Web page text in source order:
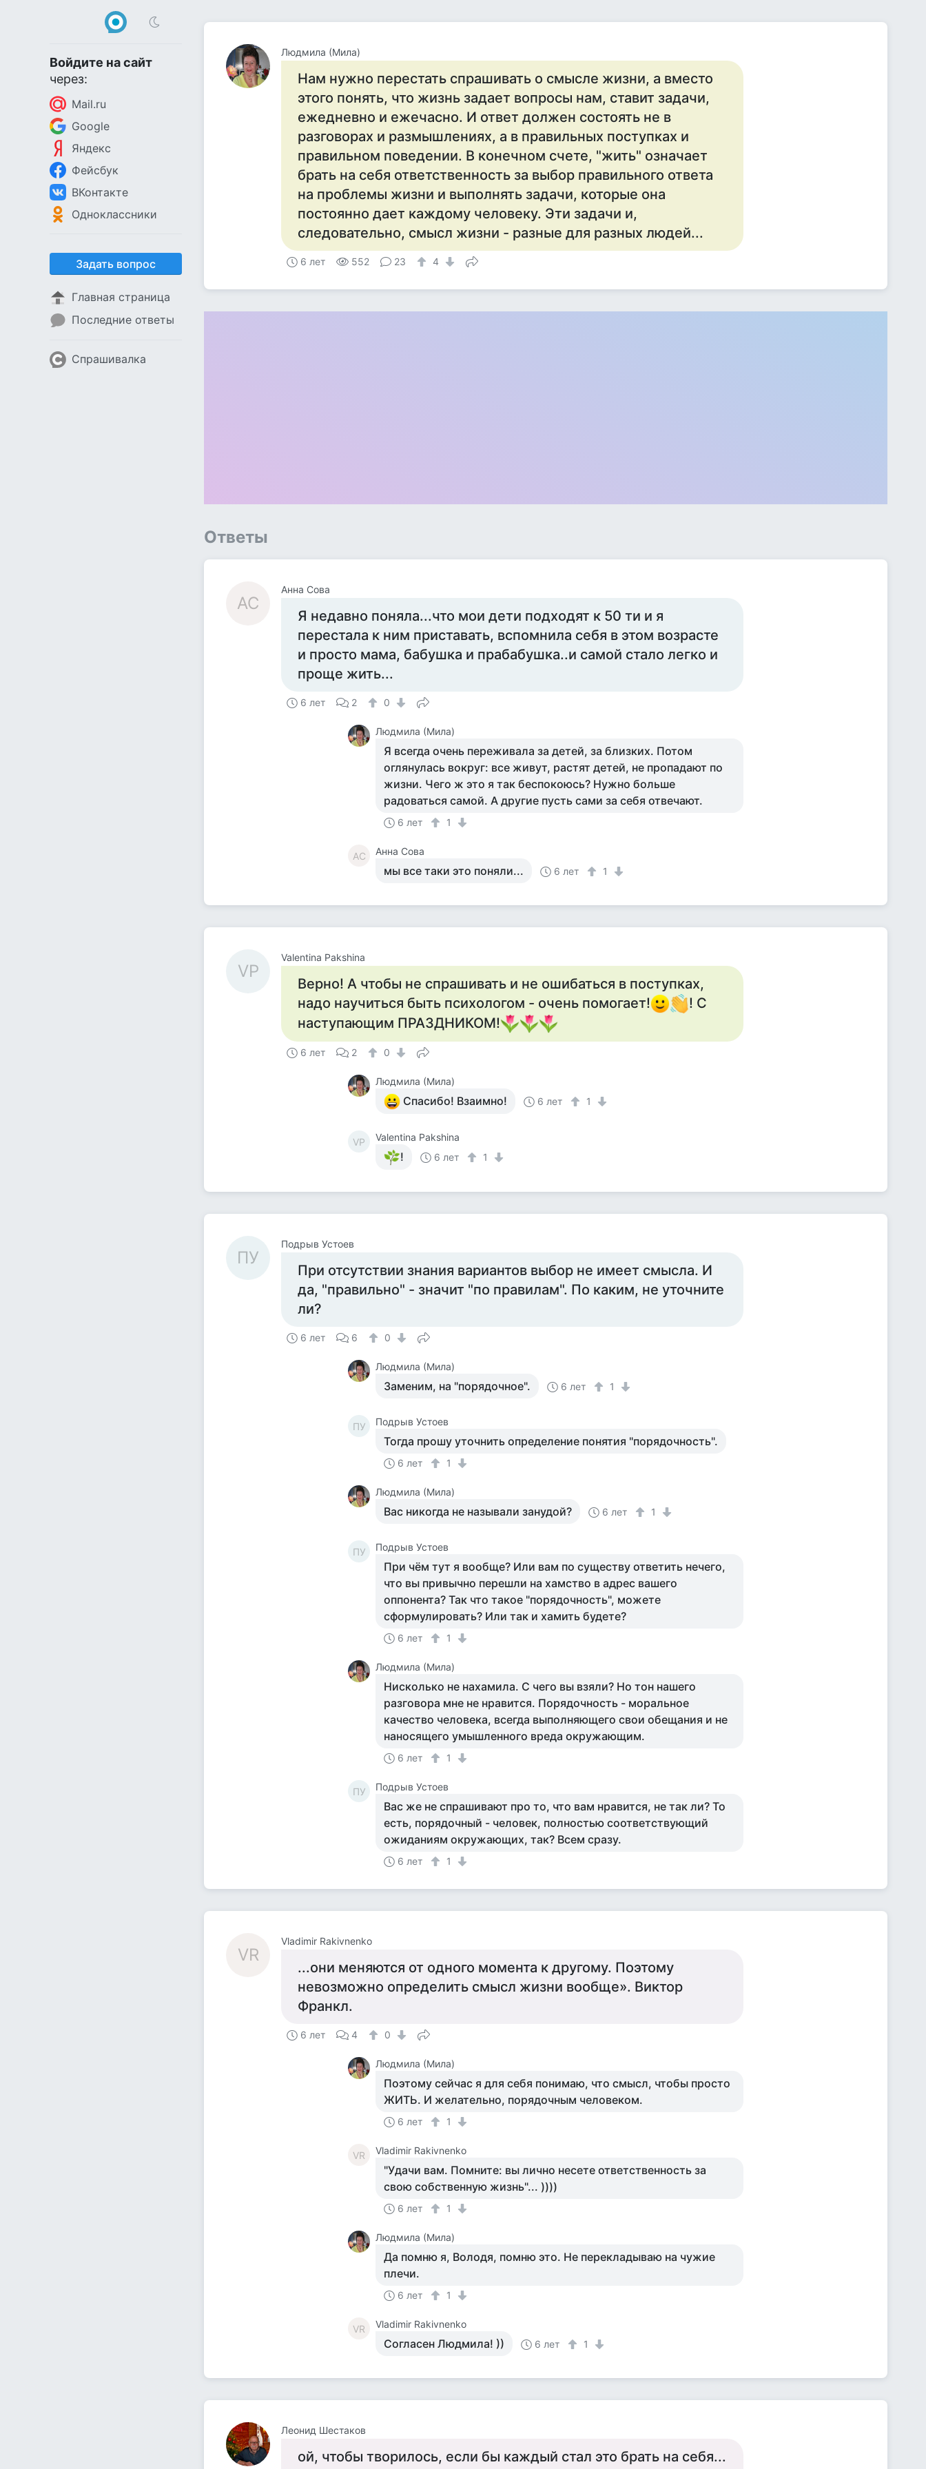
Войдите на сайт
через:
Mail.ru
Google
Яндекс
Фейсбук
ВКонтакте
Одноклассники
Задать вопрос
Главная страница
Последние ответы
Спрашивалка
Людмила (Мила)
Нам нужно перестать спрашивать о смысле жизни, а вместо
этого понять, что жизнь задает вопросы нам, ставит задачи,
ежедневно и ежечасно. И ответ должен состоять не в
разговорах и размышлениях, а в правильных поступках и
правильном поведении. В конечном счете, "жить" означает
брать на себя ответственность за выбор правильного ответа
на проблемы жизни и выполнять задачи, которые она
постоянно дает каждому человеку. Эти задачи и,
следовательно, смысл жизни - разные для разных людей...
6 лет 552 23 4
Ответы
АС
Анна Сова
Я недавно поняла...что мои дети подходят к 50 ти и я
перестала к ним приставать, вспомнила себя в этом возрасте
и просто мама, бабушка и прабабушка..и самой стало легко и
проще жить...
6 лет 2 0
Людмила (Мила)
Я всегда очень переживала за детей, за близких. Потом
оглянулась вокруг: все живут, растят детей, не пропадают по
жизни. Чего ж это я так беспокоюсь? Нужно больше
радоваться самой. А другие пусть сами за себя отвечают.
6 лет 1
АС Анна Сова
мы все таки это поняли... 6 лет 1
VP
Valentina Pakshina
Верно! А чтобы не спрашивать и не ошибаться в поступках,
надо научиться быть психологом - очень помогает!
! С
наступающим ПРАЗДНИКОМ!
6 лет 2 0
Людмила (Мила)
Спасибо! Взаимно! 6 лет 1
VP Valentina Pakshina
! 6 лет 1
ПУ
Подрыв Устоев
При отсутствии знания вариантов выбор не имеет смысла. И
да, "правильно" - значит "по правилам". По каким, не уточните
ли?
6 лет 6 0
Людмила (Мила)
Заменим, на "порядочное". 6 лет 1
ПУ Подрыв Устоев
Тогда прошу уточнить определение понятия "порядочность".
6 лет 1
Людмила (Мила)
Вас никогда не называли занудой? 6 лет 1
ПУ Подрыв Устоев
При чём тут я вообще? Или вам по существу ответить нечего,
что вы привычно перешли на хамство в адрес вашего
оппонента? Так что такое "порядочность", можете
сформулировать? Или так и хамить будете?
6 лет 1
Людмила (Мила)
Нисколько не нахамила. С чего вы взяли? Но тон нашего
разговора мне не нравится. Порядочность - моральное
качество человека, всегда выполняющего свои обещания и не
наносящего умышленного вреда окружающим.
6 лет 1
ПУ Подрыв Устоев
Вас же не спрашивают про то, что вам нравится, не так ли? То
есть, порядочный - человек, полностью соответствующий
ожиданиям окружающих, так? Всем сразу.
6 лет 1
VR
Vladimir Rakivnenko
...они меняются от одного момента к другому. Поэтому
невозможно определить смысл жизни вообще». Виктор
Франкл.
6 лет 4 0
Людмила (Мила)
Поэтому сейчас я для себя понимаю, что смысл, чтобы просто
ЖИТЬ. И желательно, порядочным человеком.
6 лет 1
VR Vladimir Rakivnenko
"Удачи вам. Помните: вы лично несете ответственность за
свою собственную жизнь"... ))))
6 лет 1
Людмила (Мила)
Да помню я, Володя, помню это. Не перекладываю на чужие
плечи.
6 лет 1
VR Vladimir Rakivnenko
Согласен Людмила! )) 6 лет 1
Леонид Шестаков
ой, чтобы творилось, если бы каждый стал это брать на себя...